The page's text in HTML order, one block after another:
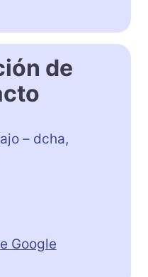
de
– dcha,
Google